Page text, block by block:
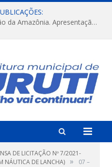
FESTRIBAL 2026 – No Coração da Amazônia. Apresentação da Munduruku.
DE LICITAÇÃO Nº 7/2021-
NÁUTICA DE LANCHA) »
07 –